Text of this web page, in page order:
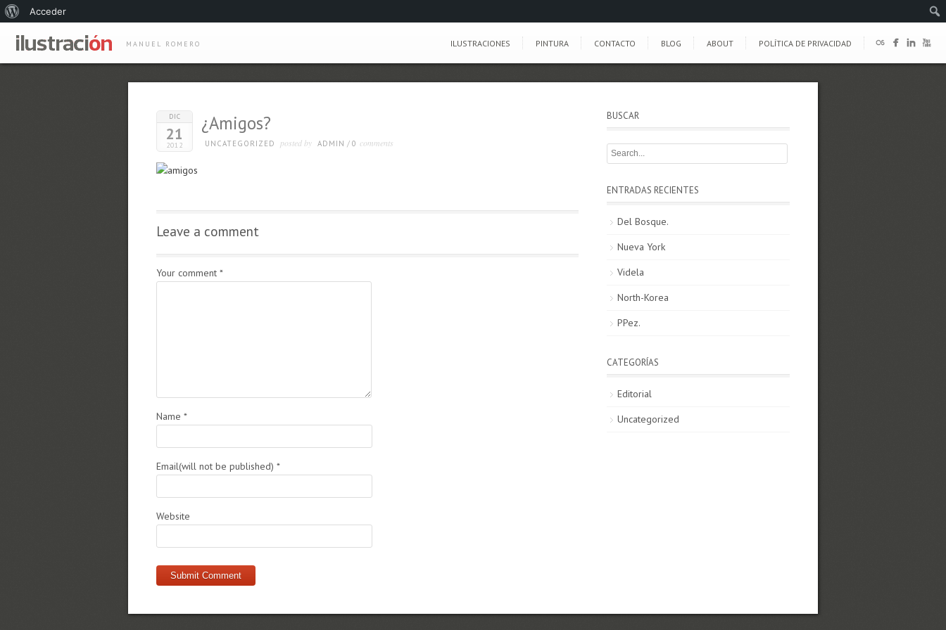
MANUEL ROMERO ILUSTRACIONES PINTURA CONTACTO BLOG ABOUT POLÍTICA DE PRIVACIDAD
DIC
21
2012
¿Amigos?
UNCATEGORIZED posted by ADMIN / 0 comments
Leave a comment
Your comment *
Name *
Email(will not be published) *
Website
BUSCAR
ENTRADAS RECIENTES
Del Bosque.
Nueva York
Videla
North-Korea
PPez.
CATEGORÍAS
Editorial
Uncategorized
Acerca
de
Acceder